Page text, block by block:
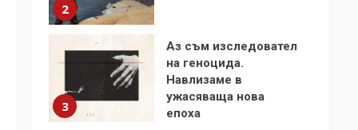
2
3
Аз съм изследовател
на геноцида.
Навлизаме в
ужасяваща нова
епоха